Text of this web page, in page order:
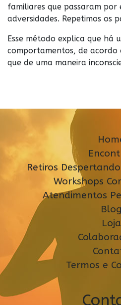
familiares que passaram por
adversidades. Repetimos os
Esse método explica que há
comportamentos, de acordo
que de uma maneira
Retiros
Workshops
Atendimentos
Blog
Loja
Termos e